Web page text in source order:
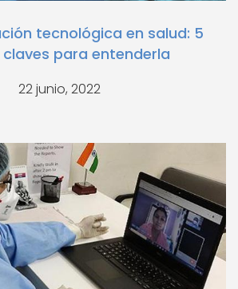
tecnológica en salud: 5
para entenderla
22 junio, 2022